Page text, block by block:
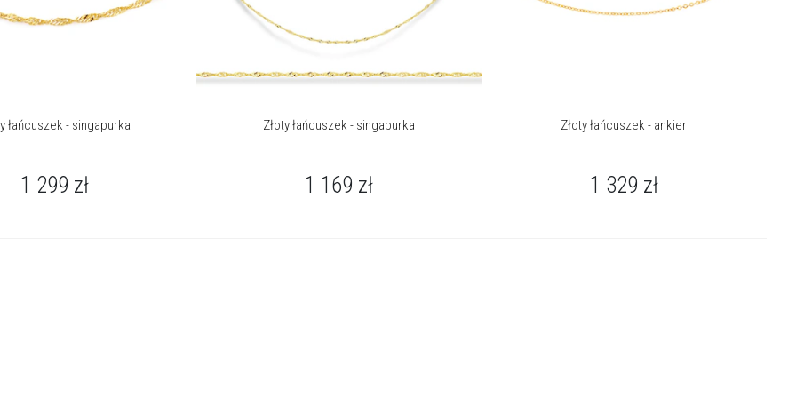
łańcuszek - singapurka
1 299 zł
Złoty łańcuszek - singapurka
1 169 zł
Złoty łańcuszek - ankier
1 329 zł